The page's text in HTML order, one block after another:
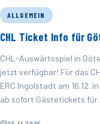
ALLGEMEIN
CHL Ticket Info für
CHL-Auswärtsspiel in
jetzt verfügbar! Für das
ERC Ingolstadt am 16.12.
ab sofort Gästetickets